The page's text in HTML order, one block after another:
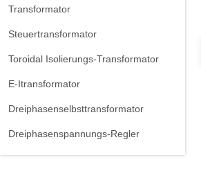
Transformator
Steuertransformator
Toroidal Isolierungs-Transformator
E-Itransformator
Dreiphasenselbsttransformator
Dreiphasenspannungs-Regler
Dreiphasenreaktor